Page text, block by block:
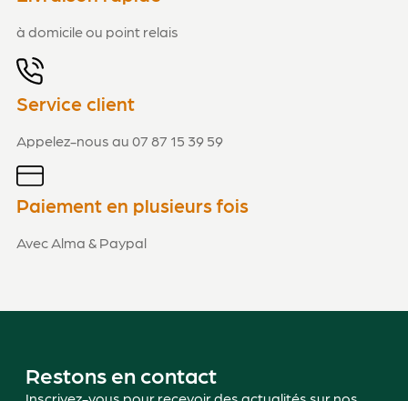
à domicile ou point relais
Service client
Appelez-nous au 07 87 15 39 59
Paiement en plusieurs fois
Avec Alma & Paypal
Restons en contact